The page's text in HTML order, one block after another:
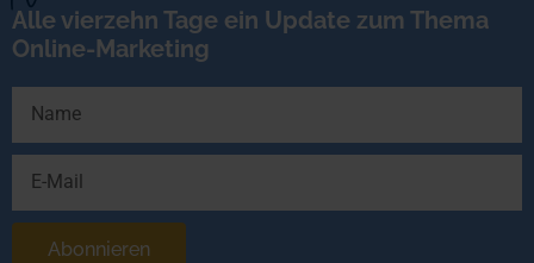
Alle vierzehn Tage ein Update zum Thema
Online-Marketing
Abonnieren